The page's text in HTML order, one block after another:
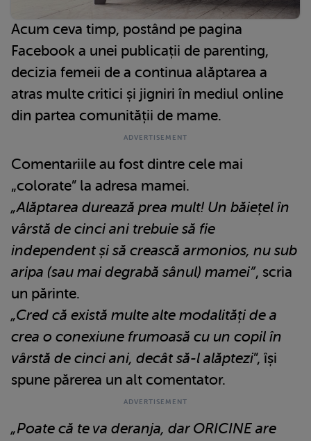
Acum ceva timp, postând pe pagina
Facebook a unei publicații de parenting,
decizia femeii de a continua alăptarea a
atras multe critici și jigniri în mediul online
din partea comunității de mame.
Comentariile au fost dintre cele mai
„colorate” la adresa mamei.
„Alăptarea durează prea mult! Un băiețel în
vârstă de cinci ani trebuie să fie
independent și să crească armonios, nu sub
aripa (sau mai degrabă sânul) mamei”, scria
un părinte.
„Cred că există multe alte modalități de a
crea o conexiune frumoasă cu un copil în
vârstă de cinci ani, decât să-l alăptezi”, își
spune părerea un alt comentator.
„Poate că te va deranja, dar ORICINE are